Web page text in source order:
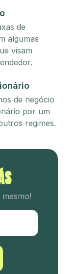
de
algumas
visam
de negócio
por um
regimes.